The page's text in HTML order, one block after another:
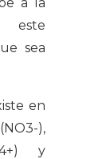
este
sea
en
),
y